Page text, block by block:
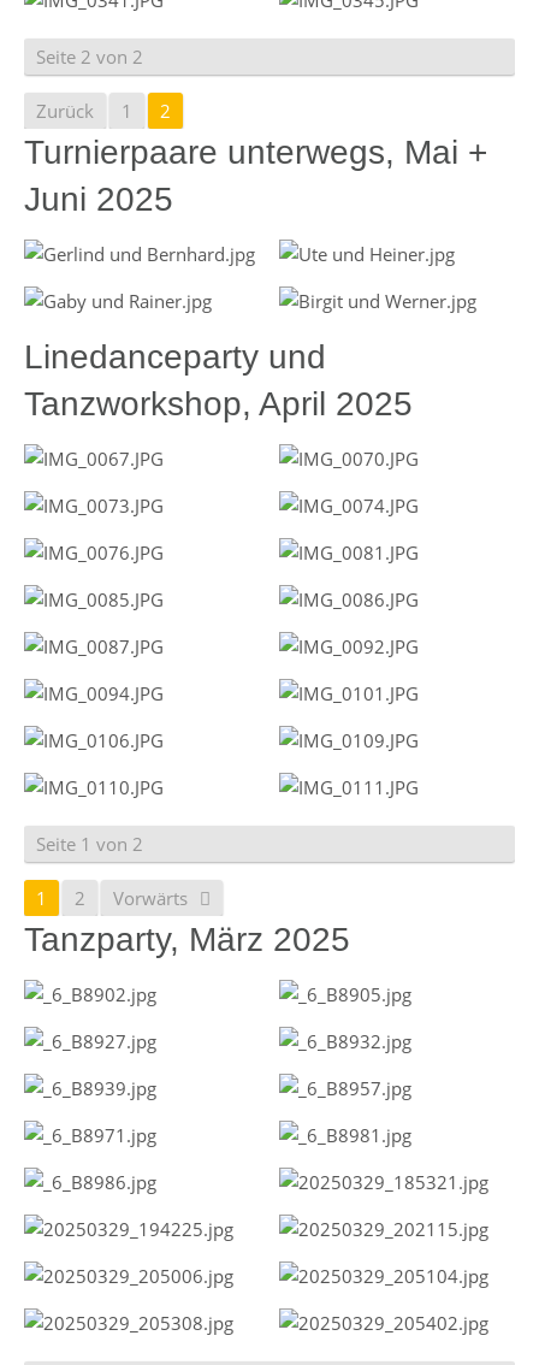
Seite 2 von 2
Zurück 1 2
Turnierpaare unterwegs, Mai +
Juni 2025
Linedanceparty und
Tanzworkshop, April 2025
Seite 1 von 2
1 2 Vorwärts
Tanzparty, März 2025